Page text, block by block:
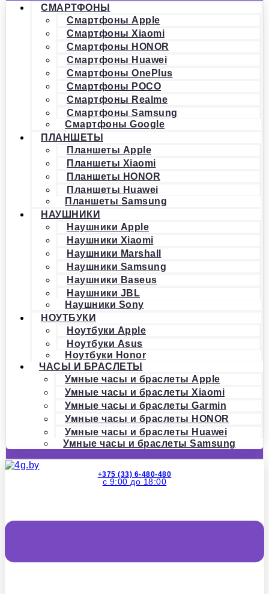
СМАРТФОНЫ
Смартфоны Apple
Смартфоны Xiaomi
Смартфоны HONOR
Смартфоны Huawei
Смартфоны OnePlus
Смартфоны POCO
Смартфоны Realme
Смартфоны Samsung
Смартфоны Google
ПЛАНШЕТЫ
Планшеты Apple
Планшеты Xiaomi
Планшеты HONOR
Планшеты Huawei
Планшеты Samsung
НАУШНИКИ
Наушники Apple
Наушники Xiaomi
Наушники Marshall
Наушники Samsung
Наушники Baseus
Наушники JBL
Наушники Sony
НОУТБУКИ
Ноутбуки Apple
Ноутбуки Asus
Ноутбуки Honor
ЧАСЫ И БРАСЛЕТЫ
Умные часы и браслеты Apple
Умные часы и браслеты Xiaomi
Умные часы и браслеты Garmin
Умные часы и браслеты HONOR
Умные часы и браслеты Huawei
Умные часы и браслеты Samsung
+375 (33) 6-480-480
с 9:00 до 18:00